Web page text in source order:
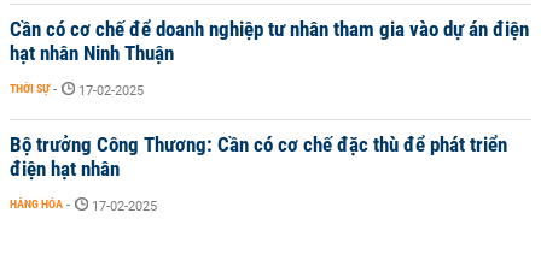
Cần có cơ chế để doanh nghiệp tư nhân tham gia vào dự án điện
hạt nhân Ninh Thuận
THỜI SỰ - 17-02-2025
Bộ trưởng Công Thương: Cần có cơ chế đặc thù để phát triển
điện hạt nhân
HÀNG HÓA - 17-02-2025